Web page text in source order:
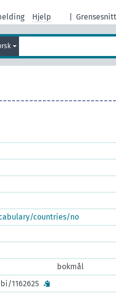
Hjelp
countries/no
bokmål
1162625